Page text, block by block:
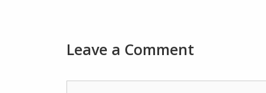
Leave a Comment